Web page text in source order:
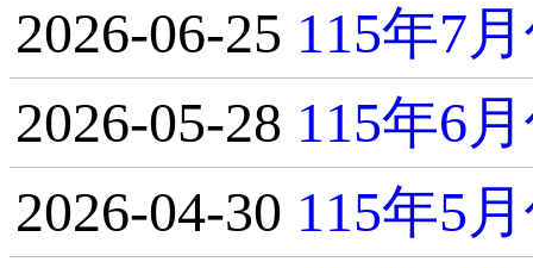
2026-06-25 115年7
2026-05-28 115年6
2026-04-30 115年5